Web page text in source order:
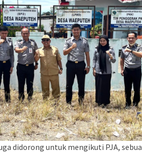
didorong untuk mengikuti PJA,